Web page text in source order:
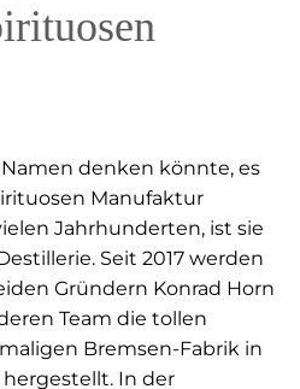
denken könnte, es
Manufaktur
Jahrhunderten, ist sie
Seit 2017 werden
Gründern Konrad Horn
Team die tollen
Bremsen-Fabrik in
In der